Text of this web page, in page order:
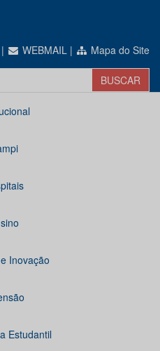
| WEBMAIL | Mapa do Site
Inovação
Estudantil